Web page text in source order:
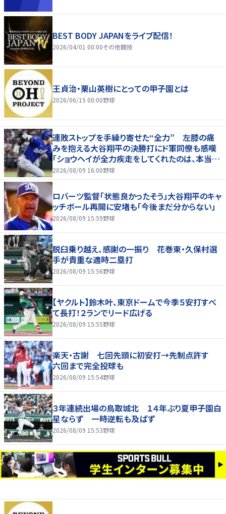
BEST BODY JAPANをライブ配信！
2026/04/01 00:00その他競技
王貞治・栗山英樹にとっての甲子園とは
2026/06/15 00:00野球
連敗ストップを手繰り寄せた“全力” 左膝の痛
みを抱える大谷翔平の決勝打にド軍同僚も感嘆
「ショウヘイが全力疾走をしてくれたのは、本当に
大きかった」
2026/08/09 16:00野球
ロバーツ監督「状態良かったそう」大谷翔平のキャ
ッチボール再開に安堵も「今後まだ分からない」
2026/08/09 15:59野球
脱臼乗り越え、感謝の一振り 花巻東・久保村選
手が貴重な適時二塁打
2026/08/09 15:56野球
【ヤクルト】鈴木叶、東京ドームで今季５安打すべ
て長打！２ランでリード広げる
2026/08/09 15:55野球
楽天・古謝 七回先頭に初安打→先制点許す
六回まで完全投球も
2026/08/09 15:54野球
３年連続出場の鳥取城北 １４年ぶり夏甲子園白
星ならず 一時逆転も及ばず
2026/08/09 15:53野球